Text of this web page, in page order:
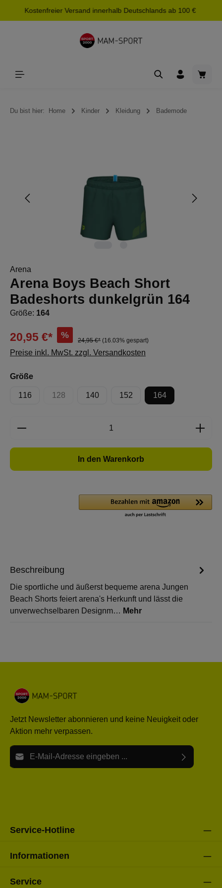
springen
Kostenfreier Versand innerhalb Deutschlands ab 100 €
Du bist hier: Home Kinder Kleidung Bademode
Arena
Arena Boys Beach Short
Badeshorts dunkelgrün 164
Größe: 164
20,95 €* %
24,95 €* (16.03% gespart)
Preise inkl. MwSt. zzgl. Versandkosten
Größeauswählen
116 128
(Diese Option ist zurzeit nicht verfügbar.)
140 152 164
Produkt Anzahl: Gib den gewünschten
In den Warenkorb
Beschreibung
Die sportliche und äußerst bequeme arena Jungen
Beach Shorts feiert arena's Herkunft und lässt die
unverwechselbaren Designm… Mehr
Jetzt Newsletter abonnieren und keine Neuigkeit oder
Aktion mehr verpassen.
E-Mail-Adresse*
Service-Hotline
Informationen
Service